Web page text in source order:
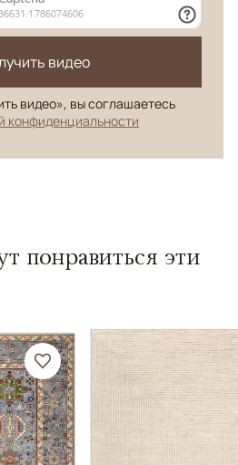
видео
видео», вы соглашаетесь
конфиденциальности
понравиться эти